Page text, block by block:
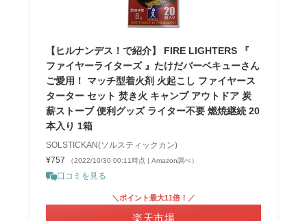
【ヒルナンデス！で紹介】 FIRE LIGHTERS 『
ファイヤーライターズ 』たけだバーベキューさん
ご愛用！ マッチ型着火剤 火起こし ファイヤース
ターター セット 焚き火 キャンプ アウトドア 炭
薪ストーブ 便利グッズ ライター不要 燃焼継続 20
本入り 1箱
SOLSTICKAN(ソルスティックカン)
¥757
（2022/10/30 00:11時点 | Amazon調べ）
口コミを見る
＼ポイント最大11倍！／
楽天市場